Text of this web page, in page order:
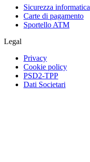
Sicurezza informatica
Carte di pagamento
Sportello ATM
Legal
Privacy
Cookie policy
PSD2-TPP
Dati Societari